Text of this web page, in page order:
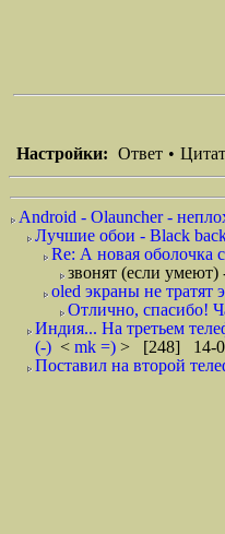
Настройки: Ответ •
Android - Olauncher -
Лучшие обои - Black
Re: А новая оболочка
звонят (если умеют)
oled экраны не тратят
Отлично, спасибо!
Индия... На третьем
(-) < mk =) > [248] 14-
Поставил на второй